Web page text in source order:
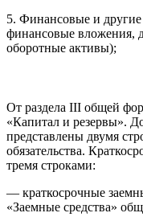
5. Финансовые и
финансовые вложения,
оборотные активы);
От раздела III общей
«Капитал и резервы».
представлены двумя
обязательства.
тремя строками:
— краткосрочные
«Заемные средства»